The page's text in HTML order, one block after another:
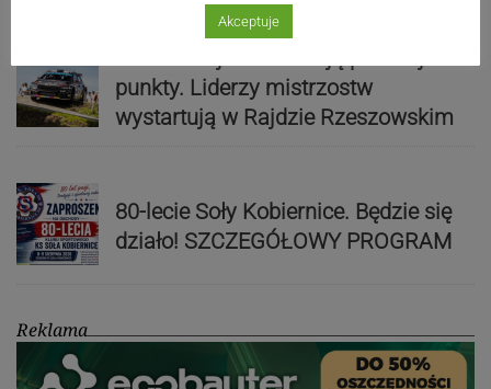
punkty. Liderzy mistrzostw
wystartują w Rajdzie Rzeszowskim
80-lecie Soły Kobiernice. Będzie się
działo! SZCZEGÓŁOWY PROGRAM
Reklama
Akceptuje